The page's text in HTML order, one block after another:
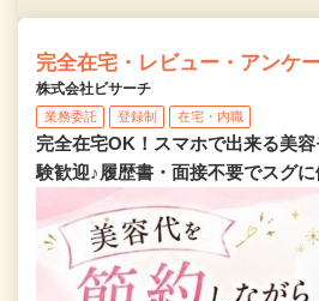
完全在宅・レビュー・アンケ
株式会社ビサーチ
業務委託 登録制 在宅・内職
完全在宅OK！スマホで出来る美
験歓迎♪履歴書・面接不要でスグ